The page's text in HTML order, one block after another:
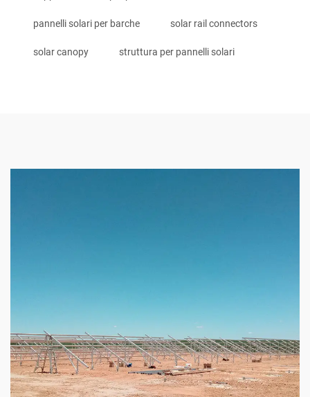
pannelli solari per barche solar rail connectors
solar canopy struttura per pannelli solari